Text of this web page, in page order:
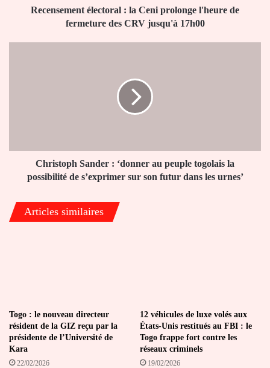
Recensement électoral : la Ceni prolonge l'heure de
fermeture des CRV jusqu'à 17h00
possibilité
s’exprimer
son
futur
Christoph Sander : ‘donner au peuple togolais la
possibilité de s’exprimer sur son futur dans les urnes’
Articles similaires
Togo : le nouveau directeur
résident de la GIZ reçu par la
présidente de l’Université de
Kara
22/02/2026
12 véhicules de luxe volés aux
États-Unis restitués au FBI : le
Togo frappe fort contre les
réseaux criminels
19/02/2026